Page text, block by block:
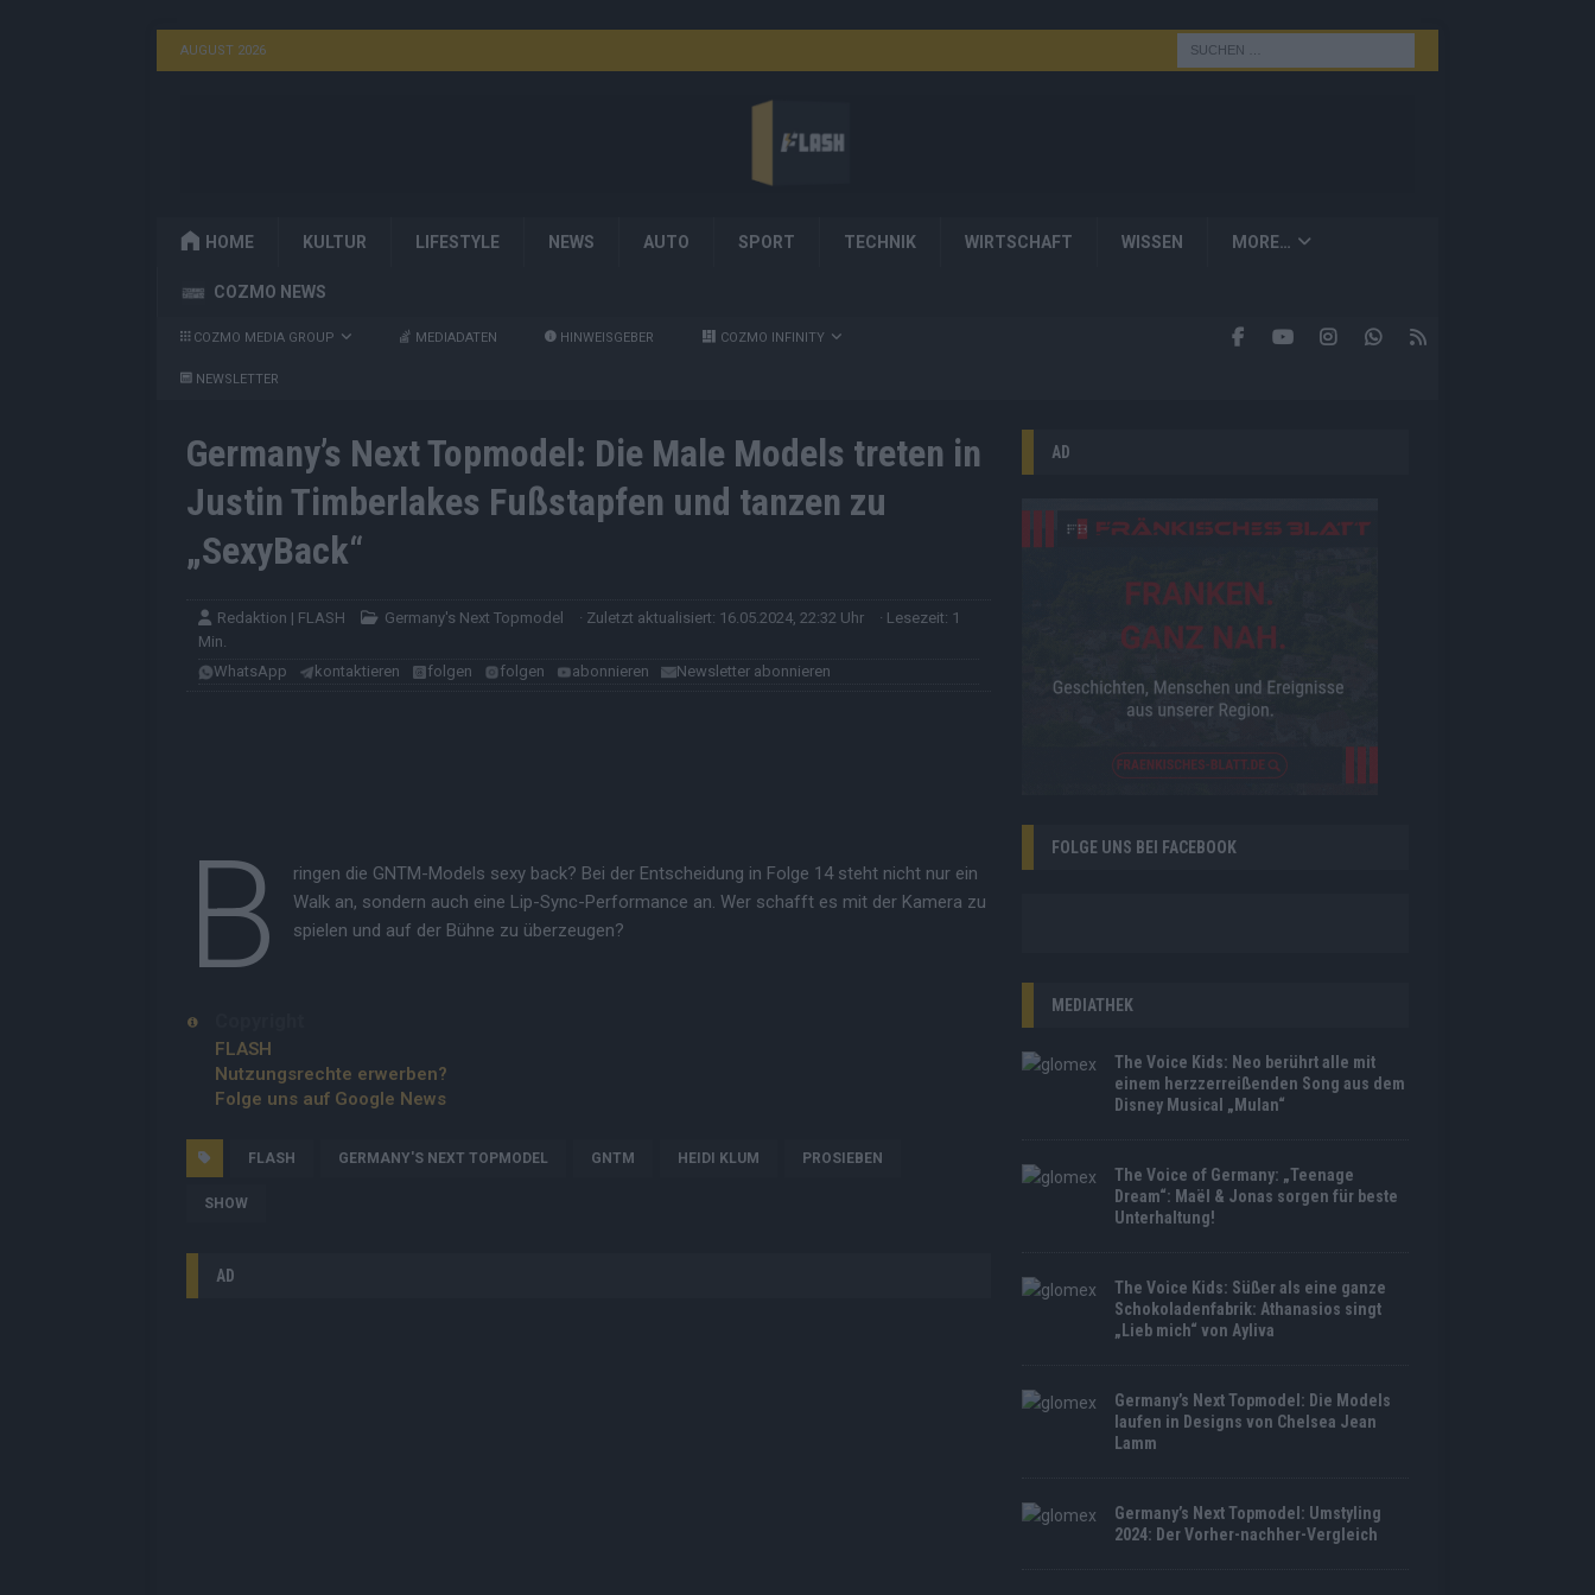
AUGUST 2026
HOME KULTUR LIFESTYLE NEWS AUTO SPORT TECHNIK WIRTSCHAFT WISSEN MORE…
COZMO NEWS
COZMO MEDIA GROUP MEDIADATEN HINWEISGEBER COZMO INFINITY
NEWSLETTER
Germany’s Next Topmodel: Die Male Models treten in
Justin Timberlakes Fußstapfen und tanzen zu
„SexyBack“
Redaktion | FLASH Germany's Next Topmodel · Zuletzt aktualisiert: 16.05.2024, 22:32 Uhr
· Lesezeit: 1
Min.
WhatsApp
kontaktieren folgen folgen abonnieren Newsletter abonnieren
B
ringen die GNTM-Models sexy back? Bei der Entscheidung in Folge 14 steht nicht nur ein
Walk an, sondern auch eine Lip-Sync-Performance an. Wer schafft es mit der Kamera zu
spielen und auf der Bühne zu überzeugen?
FLASH
Nutzungsrechte erwerben?
Folge uns auf Google News
FLASH GERMANY'S NEXT TOPMODEL GNTM HEIDI KLUM PROSIEBEN
SHOW
AD
AD
FOLGE UNS BEI FACEBOOK
MEDIATHEK
The Voice Kids: Neo berührt alle mit
einem herzzerreißenden Song aus dem
Disney Musical „Mulan“
The Voice of Germany: „Teenage
Dream“: Maël & Jonas sorgen für beste
Unterhaltung!
The Voice Kids: Süßer als eine ganze
Schokoladenfabrik: Athanasios singt
„Lieb mich“ von Ayliva
Germany’s Next Topmodel: Die Models
laufen in Designs von Chelsea Jean
Lamm
Germany’s Next Topmodel: Umstyling
2024: Der Vorher-nachher-Vergleich